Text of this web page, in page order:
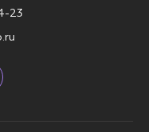
ещё более приятной.
для пирсинга от
23